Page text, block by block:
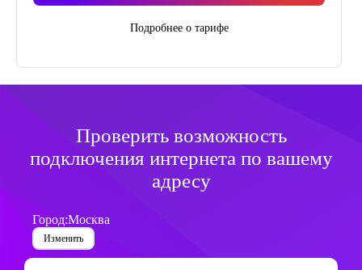
Подробнее о тарифе
Проверить возможность
подключения интернета по вашему
адресу
Город:Москва
Изменить